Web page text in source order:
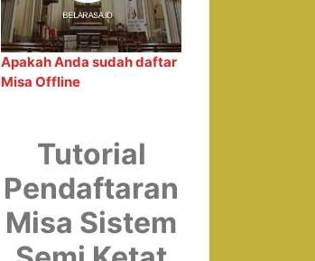
Apakah Anda sudah daftar
Misa Offline
Tutorial
Pendaftaran
Misa Sistem